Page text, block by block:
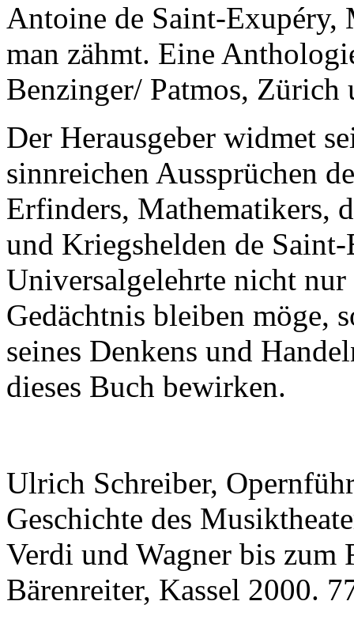
Antoine de Saint-Exupéry,
man zähmt. Eine
Benzinger/ Patmos, Zürich
Der Herausgeber widmet
sinnreichen Aussprüchen
Erfinders, Mathematikers,
und Kriegshelden de
Universalgelehrte nicht
Gedächtnis bleiben möge,
seines Denkens und
dieses Buch bewirken.
Ulrich Schreiber,
Geschichte des
Verdi und Wagner bis zum
Bärenreiter, Kassel 2000.